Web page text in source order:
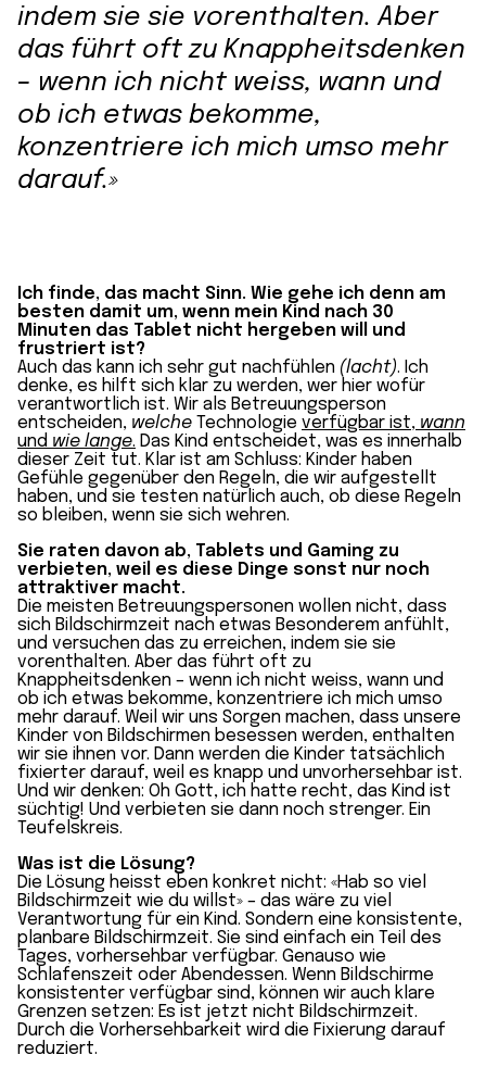
indem sie sie vorenthalten. Aber
das führt oft zu Knappheitsdenken
– wenn ich nicht weiss, wann und
ob ich etwas bekomme,
konzentriere ich mich umso mehr
darauf.»
Ich finde, das macht Sinn. Wie gehe ich denn am
besten damit um, wenn mein Kind nach 30
Minuten das Tablet nicht hergeben will und
frustriert ist?
Auch das kann ich sehr gut nachfühlen (lacht). Ich
denke, es hilft sich klar zu werden, wer hier wofür
verantwortlich ist. Wir als Betreuungsperson
entscheiden, welche Technologie verfügbar ist, wann
und wie lange. Das Kind entscheidet, was es innerhalb
dieser Zeit tut. Klar ist am Schluss: Kinder haben
Gefühle gegenüber den Regeln, die wir aufgestellt
haben, und sie testen natürlich auch, ob diese Regeln
so bleiben, wenn sie sich wehren.
Sie raten davon ab, Tablets und Gaming zu
verbieten, weil es diese Dinge sonst nur noch
attraktiver macht.
Die meisten Betreuungspersonen wollen nicht, dass
sich Bildschirmzeit nach etwas Besonderem anfühlt,
und versuchen das zu erreichen, indem sie sie
vorenthalten. Aber das führt oft zu
Knappheitsdenken – wenn ich nicht weiss, wann und
ob ich etwas bekomme, konzentriere ich mich umso
mehr darauf. Weil wir uns Sorgen machen, dass unsere
Kinder von Bildschirmen besessen werden, enthalten
wir sie ihnen vor. Dann werden die Kinder tatsächlich
fixierter darauf, weil es knapp und unvorhersehbar ist.
Und wir denken: Oh Gott, ich hatte recht, das Kind ist
süchtig! Und verbieten sie dann noch strenger. Ein
Teufelskreis.
Was ist die Lösung?
Die Lösung heisst eben konkret nicht: «Hab so viel
Bildschirmzeit wie du willst» – das wäre zu viel
Verantwortung für ein Kind. Sondern eine konsistente,
planbare Bildschirmzeit. Sie sind einfach ein Teil des
Tages, vorhersehbar verfügbar. Genauso wie
Schlafenszeit oder Abendessen. Wenn Bildschirme
konsistenter verfügbar sind, können wir auch klare
Grenzen setzen: Es ist jetzt nicht Bildschirmzeit.
Durch die Vorhersehbarkeit wird die Fixierung darauf
reduziert.